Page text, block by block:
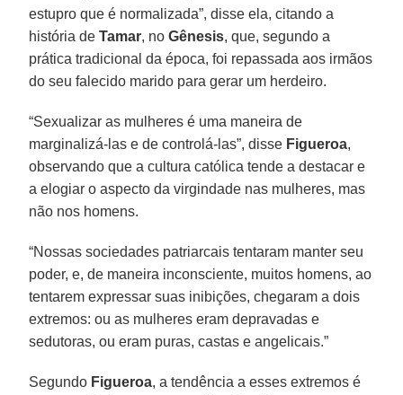
estupro que é normalizada”, disse ela, citando a
história deTamar, noGênesis, que, segundo a
prática tradicional da época, foi repassada aos irmãos
do seu falecido marido para gerar um herdeiro.
“Sexualizar as mulheres é uma maneira de
marginalizá-las e de controlá-las”, disse Figueroa,
observando que a cultura católica tende a destacar e
a elogiar o aspecto da virgindade nas mulheres, mas
não nos homens.
“Nossas sociedades patriarcais tentaram manter seu
poder, e, de maneira inconsciente, muitos homens, ao
tentarem expressar suas inibições, chegaram a dois
extremos: ou as mulheres eram depravadas e
sedutoras, ou eram puras, castas e angelicais.”
Segundo Figueroa, a tendência a esses extremos é